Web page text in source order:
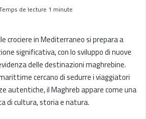
de lecture 1 minute
crociere in Mediterraneo si prepara a
significativa, con lo sviluppo di nuove
delle destinazioni maghrebine.
cercano di sedurre i viaggiatori
autentiche, il Maghreb appare come una
di cultura, storia e natura.